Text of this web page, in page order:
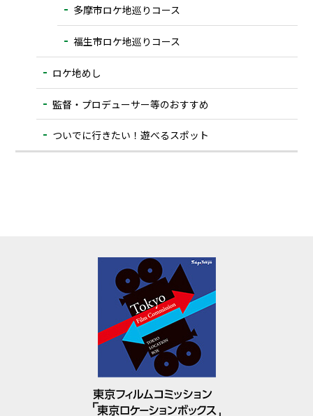
多摩市ロケ地巡りコース
福生市ロケ地巡りコース
ロケ地めし
監督・プロデューサー等のおすすめ
ついでに⾏きたい！遊べるスポット